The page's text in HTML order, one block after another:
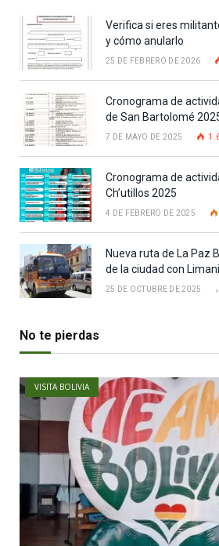
Verifica si eres
y cómo anularlo
25 DE FEBRERO DE 2026
Cronograma de
de San Bartolomé
7 DE MAYO DE 2025
Cronograma de
Ch’utillos 2025
4 DE FEBRERO DE 2025
Nueva ruta de La Paz
de la ciudad con
25 DE OCTUBRE DE 2025
No te pierdas
VISITA BOLIVIA